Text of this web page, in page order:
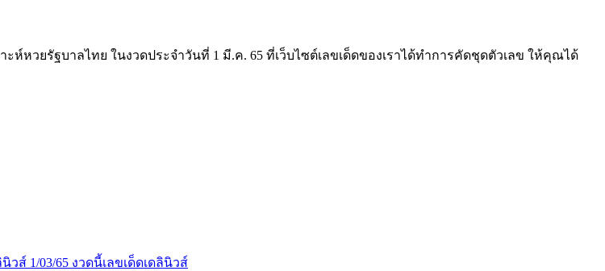
ห์หวยรัฐบาลไทย ในงวดประจำวันที่ 1 มี.ค. 65 ที่เว็บไซต์เลขเด็ดของเราได้ทำการคัดชุดตัวเลข ให้คุณได้
วส์ 1/03/65 งวดนี้เลขเด็ดเดลินิวส์